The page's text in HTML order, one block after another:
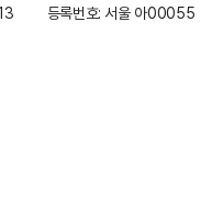
등록번호: 서울 아00055